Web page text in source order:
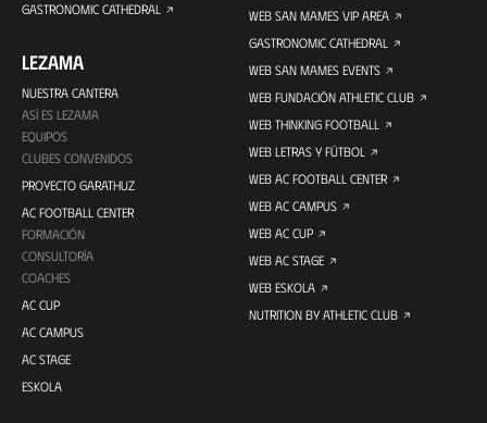
GASTRONOMIC CATHEDRAL
LEZAMA
NUESTRA CANTERA
ASÍ ES LEZAMA
EQUIPOS
CLUBES CONVENIDOS
PROYECTO GARATHUZ
AC FOOTBALL CENTER
FORMACIÓN
CONSULTORÍA
COACHES
AC CUP
AC CAMPUS
AC STAGE
ESKOLA
WEB SAN MAMES VIP AREA
GASTRONOMIC CATHEDRAL
WEB SAN MAMES EVENTS
WEB FUNDACIÓN ATHLETIC CLUB
WEB THINKING FOOTBALL
WEB LETRAS Y FÚTBOL
WEB AC FOOTBALL CENTER
WEB AC CAMPUS
WEB AC CUP
WEB AC STAGE
WEB ESKOLA
NUTRITION BY ATHLETIC CLUB